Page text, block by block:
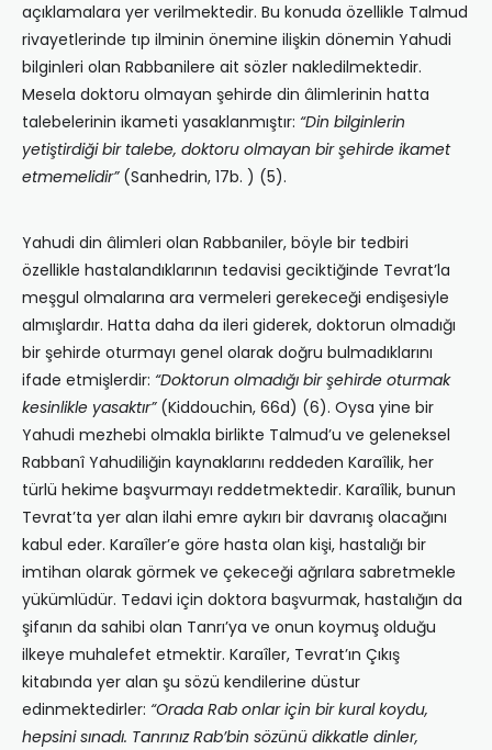
açıklamalara yer verilmektedir. Bu konuda özellikle Talmud
rivayetlerinde tıp ilminin önemine ilişkin dönemin Yahudi
bilginleri olan Rabbanilere ait sözler nakledilmektedir.
Mesela doktoru olmayan şehirde din âlimlerinin hatta
talebelerinin ikameti yasaklanmıştır: “Din bilginlerin
yetiştirdiği bir talebe, doktoru olmayan bir şehirde ikamet
etmemelidir” (Sanhedrin, 17b. ) (5).
Yahudi din âlimleri olan Rabbaniler, böyle bir tedbiri
özellikle hastalandıklarının tedavisi geciktiğinde Tevrat’la
meşgul olmalarına ara vermeleri gerekeceği endişesiyle
almışlardır. Hatta daha da ileri giderek, doktorun olmadığı
bir şehirde oturmayı genel olarak doğru bulmadıklarını
ifade etmişlerdir: “Doktorun olmadığı bir şehirde oturmak
kesinlikle yasaktır”(Kiddouchin, 66d) (6). Oysa yine bir
Yahudi mezhebi olmakla birlikte Talmud’u ve geleneksel
Rabbanî Yahudiliğin kaynaklarını reddeden Karaîlik, her
türlü hekime başvurmayı reddetmektedir. Karaîlik, bunun
Tevrat’ta yer alan ilahi emre aykırı bir davranış olacağını
kabul eder. Karaîler’e göre hasta olan kişi, hastalığı bir
imtihan olarak görmek ve çekeceği ağrılara sabretmekle
yükümlüdür. Tedavi için doktora başvurmak, hastalığın da
şifanın da sahibi olan Tanrı’ya ve onun koymuş olduğu
ilkeye muhalefet etmektir. Karaîler, Tevrat’ın Çıkış
kitabında yer alan şu sözü kendilerine düstur
edinmektedirler: “Orada Rab onlar için bir kural koydu,
hepsini sınadı. Tanrınız Rab’bin sözünü dikkatle dinler,